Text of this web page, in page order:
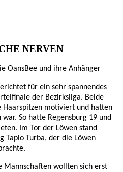
NERVEN
OansBee und ihre Anhänger
für ein sehr spannendes
der Bezirksliga. Beide
Haarspitzen motiviert und hatten
So hatte Regensburg 19 und
Im Tor der Löwen stand
Tapio Turba, der die Löwen
Mannschaften wollten sich erst